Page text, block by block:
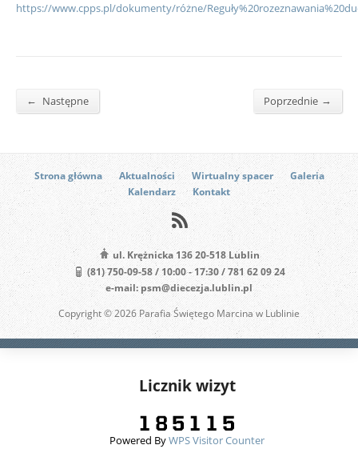
https://www.cpps.pl/dokumenty/różne/
← Następne Poprzednie →
Strona główna Aktualności Wirtualny spacer
Galeria
Kalendarz
Kontakt
ul. Krężnicka 136 20-518 Lublin
(81) 750-09-58 / 10:00 - 17:30 / 781 62 09 24
e-mail: psm@diecezja.lublin.pl
Copyright © 2026 Parafia Świętego Marcina w Lublinie
Licznik wizyt
Powered ByWPS Visitor Counter